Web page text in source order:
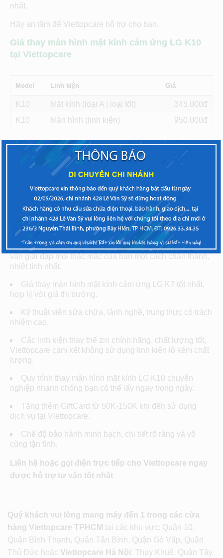
nhất.
Hãy an tâm để Viettopcare hỗ trợ cho bạn.
Giá thay màn hình mặt kính cảm ứng LG K10
tại Viettopcare
Model Linh kiện Giá
K10 Mặt kính (loại A | loại tốt)
345
K10
Màn hình (linh kiện) 950
* Màn hình là nguyên bộ gồm mặt kính và LCD
500.000đ tùy hãng và model máy.
Lý do mang đến sự hài lòng cho khách hàng khi đến
thay mặt kính cảm ứng LG K10 tại Viettopcare
Khi bạn đến với Viettopcare bạn sẽ được chúng tôi tư
vấn giải đáp mọi thắc mắc của bạn một cách chân thành,
nhiệt tình nhất.
Giá thay màn hình mặt kính cảm ứng LG K7 tốt nhất,
hợp lý với giá thị trường.
Kỹ thuật viên sửa chữa, lành nghề, trung thực có trách
nhiệm cao.
Các linh kiện thay thế zin chính hãng, chất lượng tốt,
Viettopcare cam kết không sử dụng linh kiện lô kém chất
lượng.
Quy trình thay màn hình mặt kính LG K10 chuyên
nghiệp nhanh chóng bạn có thể lấy ngay trong ngày.
Tặng thêm GiftCard từ 50K-150K khi đến sử dụng
dịch vụ tại Viettopcare.
Chế độ bảo hành minh bạch, chi tiết rõ ràng và vô
cùng tận tình.
Liên hệ hoặc gọi điện trực tiếp cho Viettopcare ngay
được hỗ trợ tư vấn tốt nhất
Quý khách vui lòng mang máy đến 1 trong các cửa
hàng Viettopcare TPHCM tại các khu vực: Quận 10,
Quận Bình Thạnh, Quận Tân Bình, Quận Gò Vấp, Quận
Thủ Đức hoặc Viettopcare Hà Nội: Thụy Khuê, Quận Tây